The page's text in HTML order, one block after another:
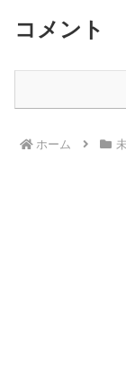
コメント
ホーム